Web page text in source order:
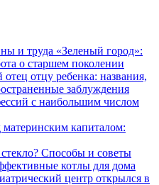
и труда «Зеленый город»:
о старшем поколении
отцу ребенка: названия,
заблуждения
с наибольшим числом
материнским капиталом:
Способы и советы
котлы для дома
центр открылся в